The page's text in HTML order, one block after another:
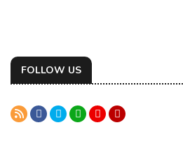
FOLLOW US